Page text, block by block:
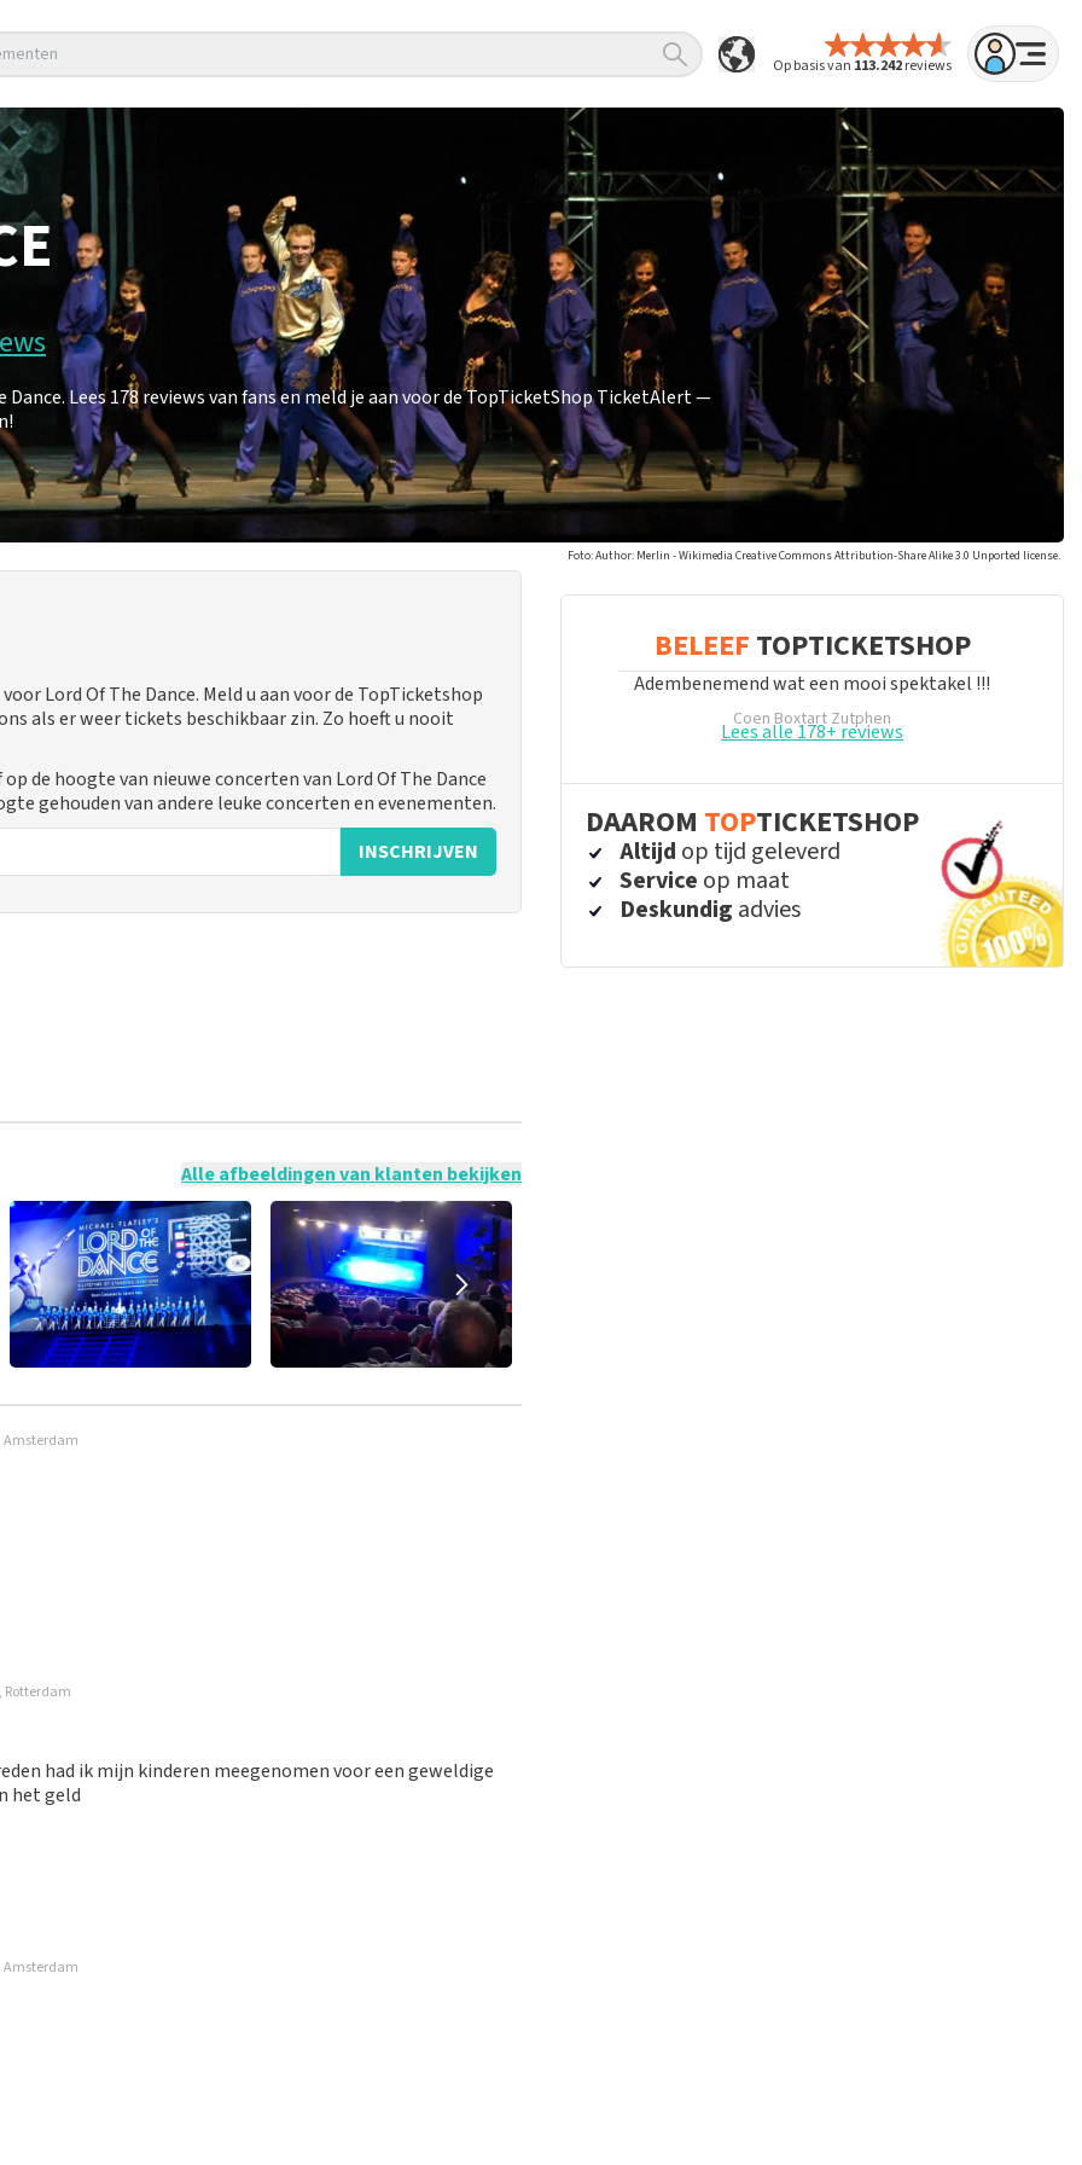
Op basis van 113.242reviews
Lees 178 reviews van fans en meld je aan voor de TopTicketShop TicketAlert —
Foto: Author: Merlin - Wikimedia Creative Commons Attribution-Share Alike 3.0 Unported license.
Lord Of The Dance. Meld u aan voor de TopTicketshop
als er weer tickets beschikbaar zin. Zo hoeft u nooit
de hoogte van nieuwe concerten van Lord Of The Dance
gehouden van andere leuke concerten en evenementen.
INSCHRIJVEN
om een review achter te laten als je geen tickets
Alle afbeeldingen van klanten bekijken
Amsterdam
Rotterdam
had ik mijn kinderen meegenomen voor een geweldige
het geld
en voor betaald heb. Geen aanrader
website. Uw feedback vinden wij erg belangrijk. U helpt
Amsterdam
BELEEF TOPTICKETSHOP
Adembenemend wat een mooi spektakel !!!
Coen Boxtart Zutphen
Lees alle 178+ reviews
DAAROM TOPTICKETSHOP
Altijd op tijd geleverd
Service op maat
Deskundig advies